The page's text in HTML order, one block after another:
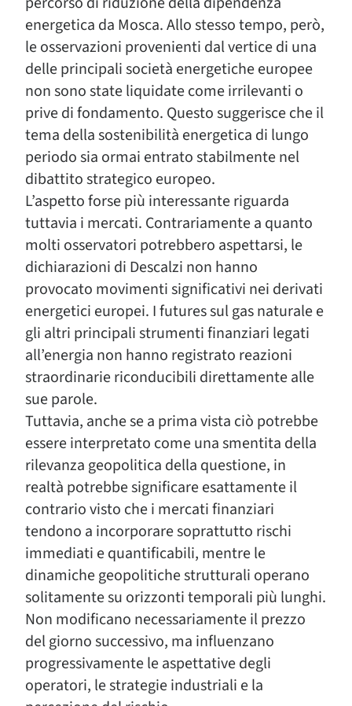
energetica da Mosca. Allo stesso tempo, però,
le osservazioni provenienti dal vertice di una
delle principali società energetiche europee
non sono state liquidate come irrilevanti o
prive di fondamento. Questo suggerisce che il
tema della sostenibilità energetica di lungo
periodo sia ormai entrato stabilmente nel
dibattito strategico europeo.
L’aspetto forse più interessante riguarda
tuttavia i mercati. Contrariamente a quanto
molti osservatori potrebbero aspettarsi, le
dichiarazioni di Descalzi non hanno
provocato movimenti significativi nei derivati
energetici europei. I futures sul gas naturale e
gli altri principali strumenti finanziari legati
all’energia non hanno registrato reazioni
straordinarie riconducibili direttamente alle
sue parole.
Tuttavia, anche se a prima vista ciò potrebbe
essere interpretato come una smentita della
rilevanza geopolitica della questione, in
realtà potrebbe significare esattamente il
contrario visto che i mercati finanziari
tendono a incorporare soprattutto rischi
immediati e quantificabili, mentre le
dinamiche geopolitiche strutturali operano
solitamente su orizzonti temporali più lunghi.
Non modificano necessariamente il prezzo
del giorno successivo, ma influenzano
progressivamente le aspettative degli
operatori, le strategie industriali e la